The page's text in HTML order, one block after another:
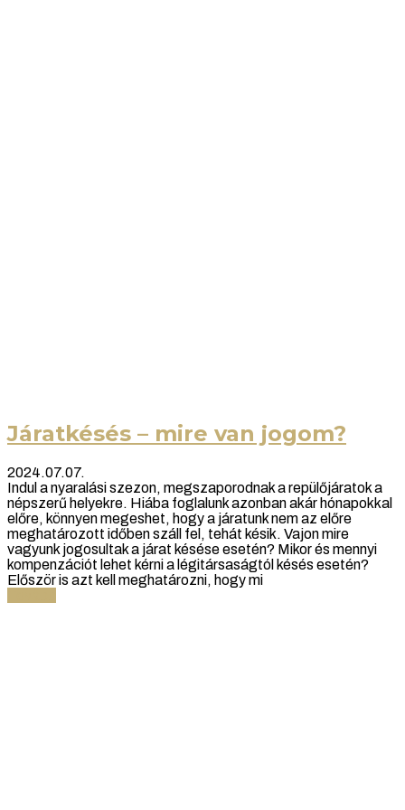
Járatkésés – mire van jogom?
2024.07.07.
Indul a nyaralási szezon, megszaporodnak a repülőjáratok a
népszerű helyekre. Hiába foglalunk azonban akár hónapokkal
előre, könnyen megeshet, hogy a járatunk nem az előre
meghatározott időben száll fel, tehát késik. Vajon mire
vagyunk jogosultak a járat késése esetén? Mikor és mennyi
kompenzációt lehet kérni a légitársaságtól késés esetén?
Először is azt kell meghatározni, hogy mi